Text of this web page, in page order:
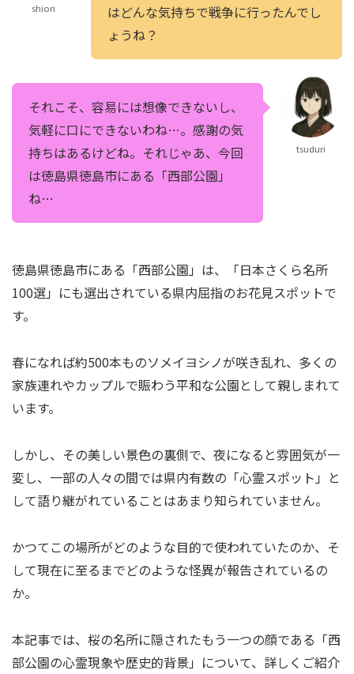
shiori
はどんな気持ちで戦争に行ったんでし
ょうね？
それこそ、容易には想像できないし、
気軽に口にできないわね…。感謝の気
持ちはあるけどね。それじゃあ、今回
は徳島県徳島市にある「西部公園」
ね…
tsuduri
徳島県徳島市にある「西部公園」は、「日本さくら名所
100選」にも選出されている県内屈指のお花見スポットで
す。
春になれば約500本ものソメイヨシノが咲き乱れ、多くの
家族連れやカップルで賑わう平和な公園として親しまれて
います。
しかし、その美しい景色の裏側で、夜になると雰囲気が一
変し、一部の人々の間では県内有数の「心霊スポット」と
して語り継がれていることはあまり知られていません。
かつてこの場所がどのような目的で使われていたのか、そ
して現在に至るまでどのような怪異が報告されているの
か。
本記事では、桜の名所に隠されたもう一つの顔である「西
部公園の心霊現象や歴史的背景」について、詳しくご紹介